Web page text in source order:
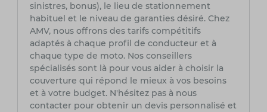
sinistres, bonus), le lieu de stationnement
habituel et le niveau de garanties désiré. Chez
AMV, nous offrons des tarifs compétitifs
adaptés à chaque profil de conducteur et à
chaque type de moto. Nos conseillers
spécialisés sont là pour vous aider à choisir la
couverture qui répond le mieux à vos besoins
et à votre budget. N'hésitez pas à nous
contacter pour obtenir un devis personnalisé et